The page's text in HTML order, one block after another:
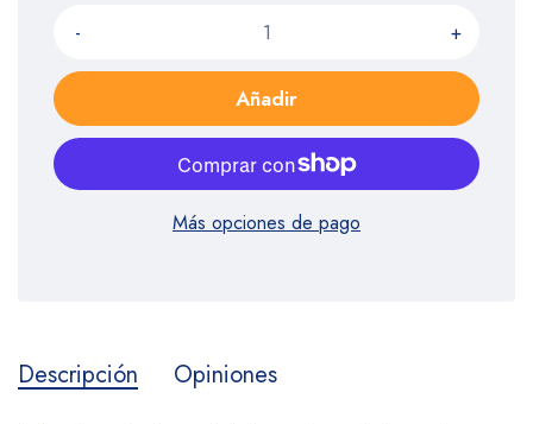
- +
Añadir
Más opciones de pago
Descripción Opiniones